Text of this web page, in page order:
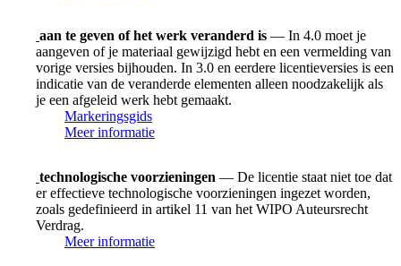
aan te geven of het werk veranderd is — In 4.0 moet je
aangeven of je materiaal gewijzigd hebt en een vermelding van
vorige versies bijhouden. In 3.0 en eerdere licentieversies is een
indicatie van de veranderde elementen alleen noodzakelijk als
je een afgeleid werk hebt gemaakt.
Markeringsgids
Meer informatie
technologische voorzieningen — De licentie staat niet toe dat
er effectieve technologische voorzieningen ingezet worden,
zoals gedefinieerd in artikel 11 van het WIPO Auteursrecht
Verdrag.
Meer informatie